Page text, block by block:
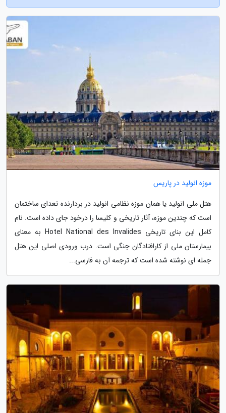
موزه انولید در پاریس
هتل ملی انولید یا همان موزه نظامی انولید در بردارنده تعدای ساختمان
است که چندین موزه، آثار تاریخی و کلیسا را درخود جای داده است. نام
کامل این بنای تاریخی Hotel National des Invalides به معنای
بیمارستان ملی از کارافتادگان جنگی است. درب ورودی اصلی این هتل
جمله ای نوشته شده است که ترجمه آن به فارسی...